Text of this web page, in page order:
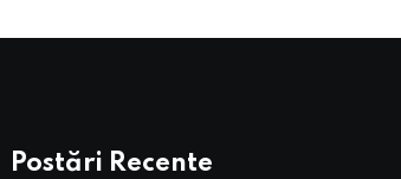
Postări Recente